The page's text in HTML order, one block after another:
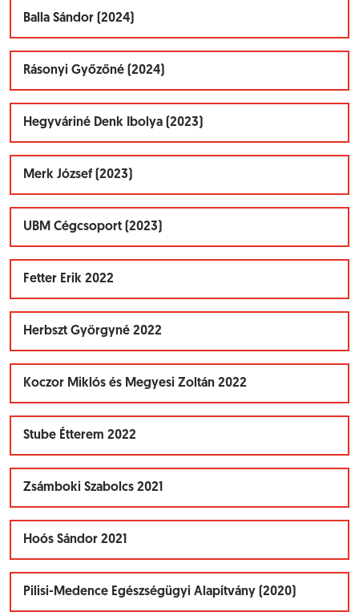
Balla Sándor (2024)
Rásonyi Győzőné (2024)
Hegyváriné Denk Ibolya (2023)
Merk József (2023)
UBM Cégcsoport (2023)
Fetter Erik 2022
Herbszt Györgyné 2022
Koczor Miklós és Megyesi Zoltán 2022
Stube Étterem 2022
Zsámboki Szabolcs 2021
Hoós Sándor 2021
Pilisi-Medence Egészségügyi Alapítvány (2020)